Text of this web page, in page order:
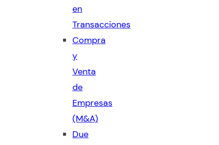
en
Transacciones
Compra
y
Venta
de
Empresas
(M&A)
Due